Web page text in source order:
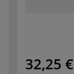
32,25 €